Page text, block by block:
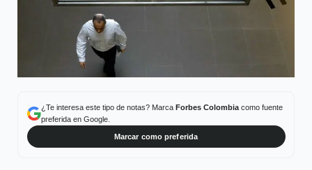
¿Te interesa este tipo de notas? Marca Forbes Colombiacomo fuente
preferida en Google.
Marcar como preferida